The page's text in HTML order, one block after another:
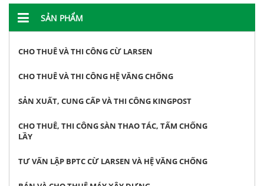
SẢN PHẨM
CHO THUÊ VÀ THI CÔNG CỪ LARSEN
CHO THUÊ VÀ THI CÔNG HỆ VĂNG CHỐNG
SẢN XUẤT, CUNG CẤP VÀ THI CÔNG KINGPOST
CHO THUÊ, THI CÔNG SÀN THAO TÁC, TẤM CHỐNG
LẦY
TƯ VẤN LẬP BPTC CỪ LARSEN VÀ HỆ VĂNG CHỐNG